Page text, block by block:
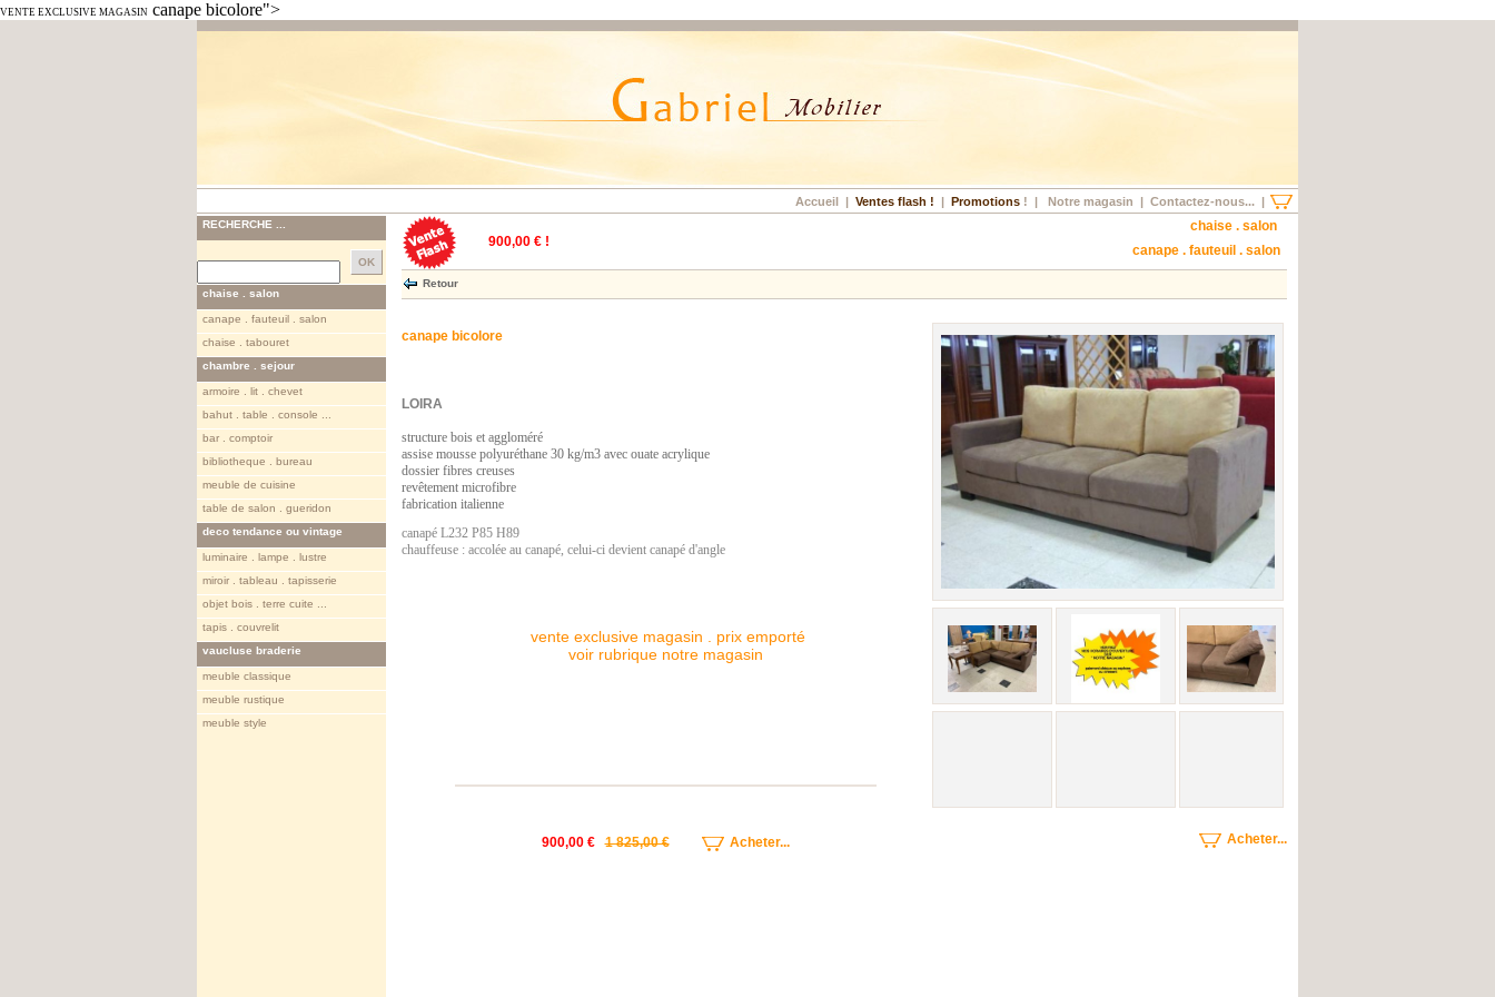
VENTE EXCLUSIVE MAGASIN canape bicolore">
Accueil | Ventes flash ! | Promotions ! | Notre magasin | Contactez-nous... |
RECHERCHE ...
chaise . salon
canape . fauteuil . salon
chaise . tabouret
chambre . sejour
armoire . lit . chevet
bahut . table . console ...
bar . comptoir
bibliotheque . bureau
meuble de cuisine
table de salon . gueridon
deco tendance ou vintage
luminaire . lampe . lustre
miroir . tableau . tapisserie
objet bois . terre cuite ...
tapis . couvrelit
vaucluse braderie
meuble classique
meuble rustique
meuble style
900,00 € !
chaise . salon
canape . fauteuil . salon
Retour
canape bicolore
LOIRA
structure bois et aggloméré
assise mousse polyuréthane 30 kg/m3 avec ouate acrylique
dossier fibres creuses
revêtement microfibre
fabrication italienne
canapé L232 P85 H89
chauffeuse : accolée au canapé, celui-ci devient canapé d'angle
vente exclusive magasin . prix emporté
voir rubrique notre magasin
900,00 € 1 825,00 € Acheter... Acheter...